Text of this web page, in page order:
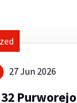
27 Jun 2026
Purworejo